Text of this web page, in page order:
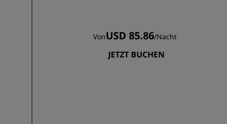
VonUSD 85.86/Nacht
JETZT BUCHEN